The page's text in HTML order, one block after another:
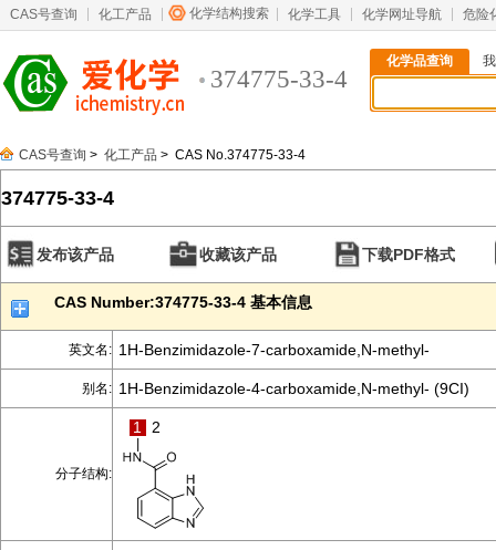
CAS号查询 化工产品 化学结构搜索 化学工具 化学网址导航 危险
374775-33-4
化学品查询
CAS号查询 > 化工产品 > CAS No.374775-33-4
374775-33-4
发布该产品 收藏该产品 下载PDF格式
CAS Number:374775-33-4 基本信息
英文名: 1H-Benzimidazole-7-carboxamide,N-methyl-
别名: 1H-Benzimidazole-4-carboxamide,N-methyl- (9CI)
分子结构:
1 2